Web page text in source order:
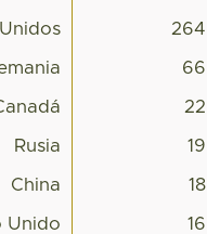
264
66
22
Rusia 19
China 18
Unido 16